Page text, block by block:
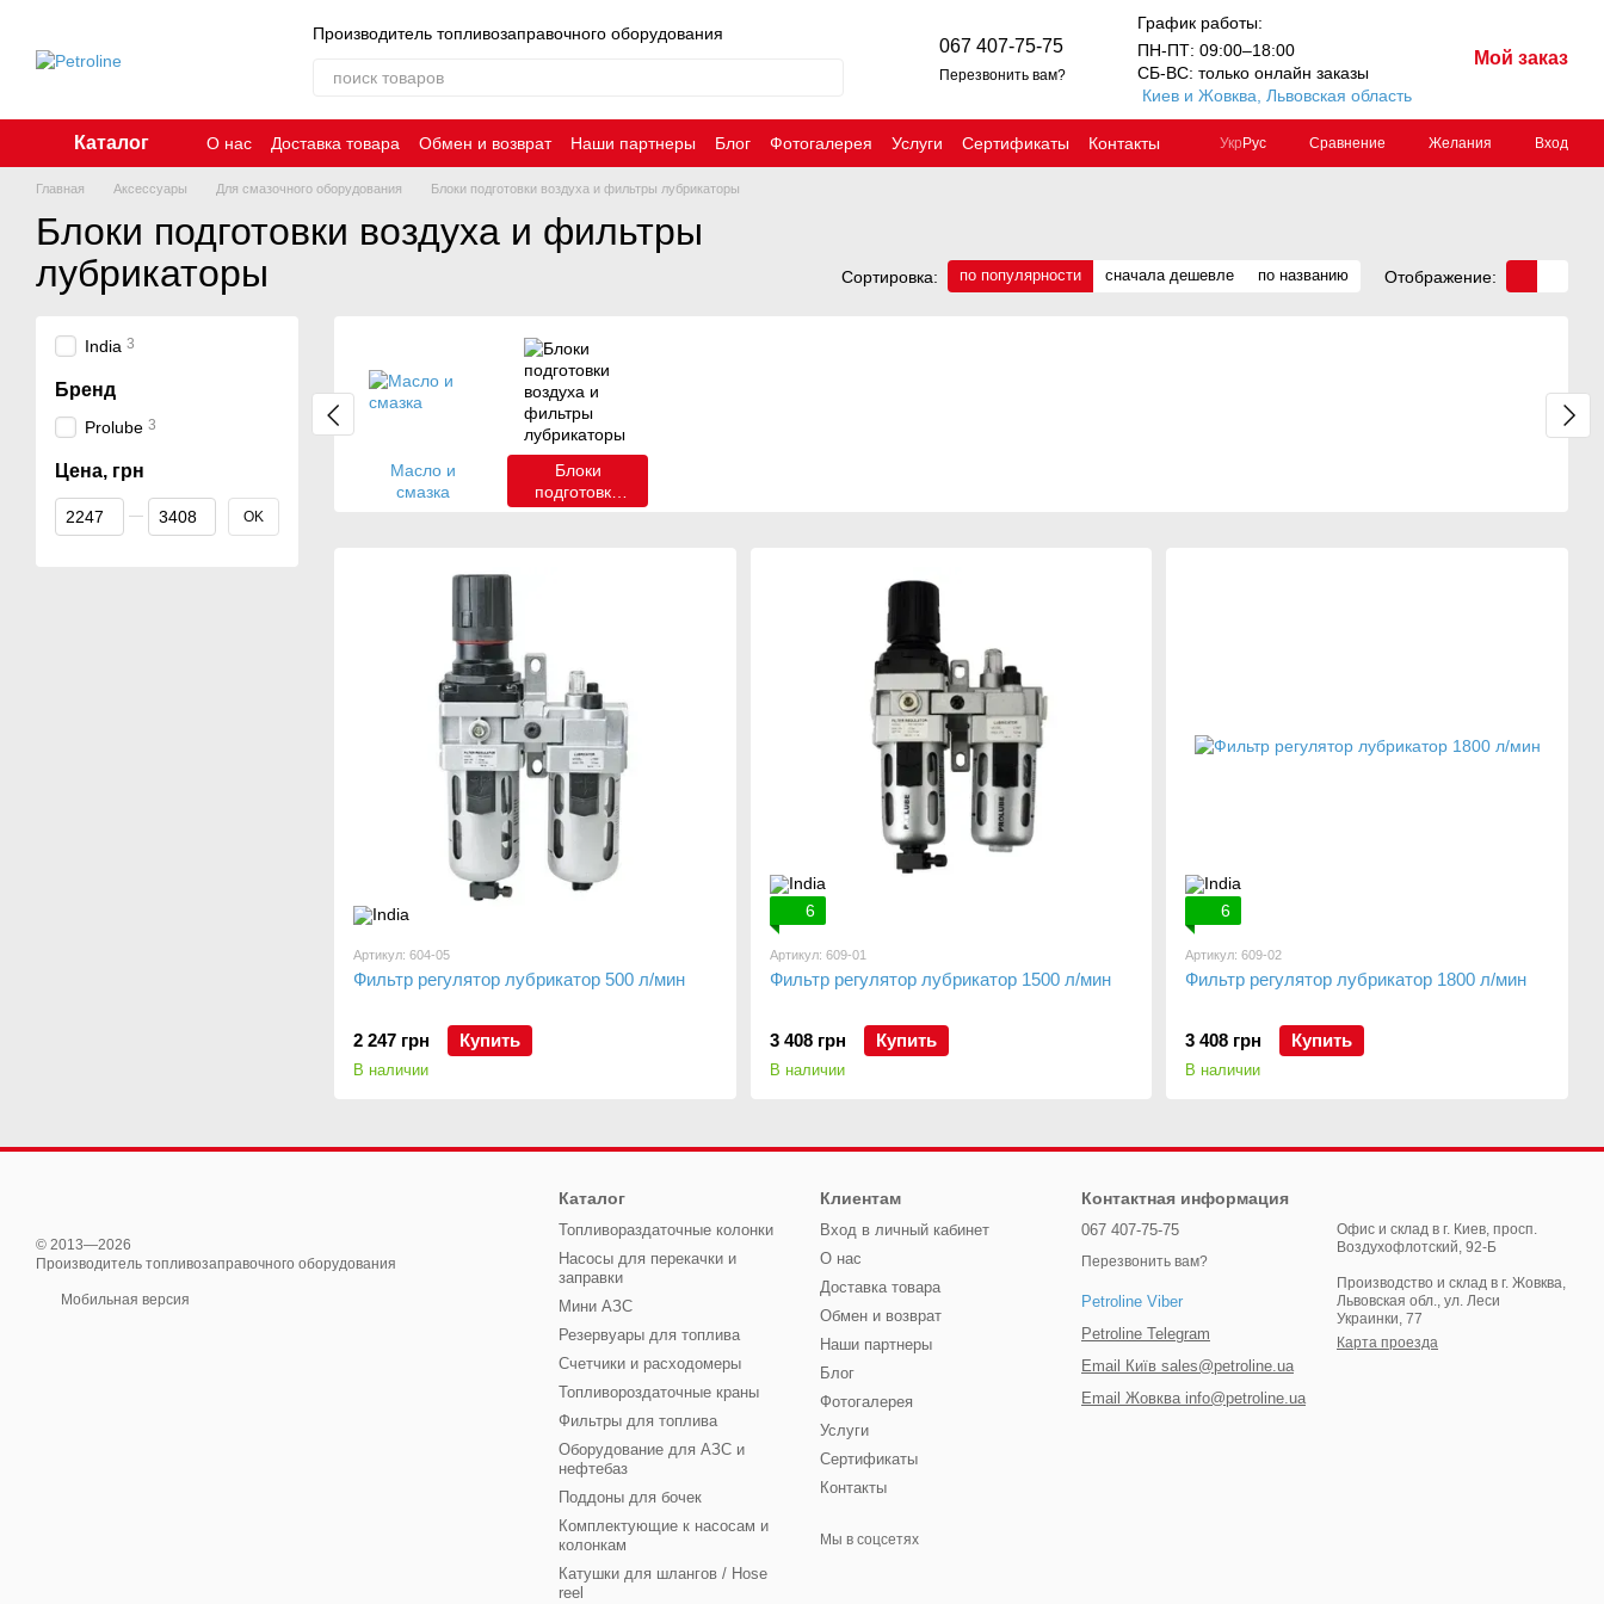
Производитель топливозаправочного оборудования
067 407-75-75
Перезвонить вам?
График работы:
ПН-ПТ: 09:00–18:00
СБ-ВС: только онлайн заказы
Киев и Жовква, Львовская область
Мой заказ
Каталог О нас Доставка товара Обмен и возврат Наши партнеры Блог Фотогалерея Услуги Сертификаты Контакты Укр Рус Сравнение Желания Вход
Главная Аксессуары Для смазочного оборудования Блоки подготовки воздуха и фильтры лубрикаторы
Блоки подготовки воздуха и фильтры
лубрикаторы
Сортировка: по популярности сначала дешевле по названию Отображение:
Масло и
смазка
Блоки
подготовки
воздуха и
Артикул: 604-05
Фильтр регулятор лубрикатор 500 л/мин
2 247 грн Купить
В наличии
6
Артикул: 609-01
Фильтр регулятор лубрикатор 1500 л/мин
3 408 грн Купить
В наличии
6
Артикул: 609-02
Фильтр регулятор лубрикатор 1800 л/мин
3 408 грн Купить
В наличии
India 3
Бренд
Prolube 3
Цена, грн
От Цена, грн
До Цена, грн OK
© 2013—2026
Производитель топливозаправочного оборудования
Мобильная версия
Каталог
Топливораздаточные колонки
Насосы для перекачки и
заправки
Мини АЗС
Резервуары для топлива
Счетчики и расходомеры
Топливороздаточные краны
Фильтры для топлива
Оборудование для АЗС и
нефтебаз
Поддоны для бочек
Комплектующие к насосам и
колонкам
Катушки для шлангов / Hose
reel
Клиентам
Вход в личный кабинет
О нас
Доставка товара
Обмен и возврат
Наши партнеры
Блог
Фотогалерея
Услуги
Сертификаты
Контакты
Мы в соцсетях
Контактная информация
067 407-75-75
Перезвонить вам?
Petroline Viber
Petroline Telegram
Email Київ sales@petroline.ua
Email Жовква info@petroline.ua
Офис и склад в г. Киев, просп.
Воздухофлотский, 92-Б
Производство и склад в г. Жовква,
Львовская обл., ул. Леси
Украинки, 77
Карта проезда